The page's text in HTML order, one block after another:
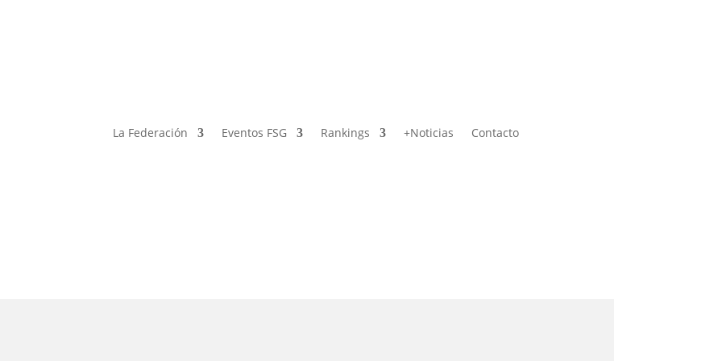
La Federación Eventos FSG Rankings +Noticias Contacto